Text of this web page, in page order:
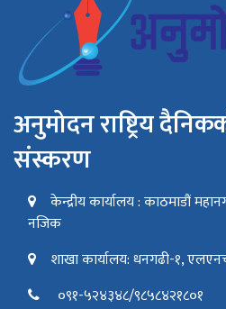
अनुमोदन राष्ट्रिय
संस्करण
केन्द्रीय कार्यालय : काठमाडौं
नजिक
शाखा कार्यालय: धनगढी-१,
०९१-५२४३४८/९८५८४२१८०१